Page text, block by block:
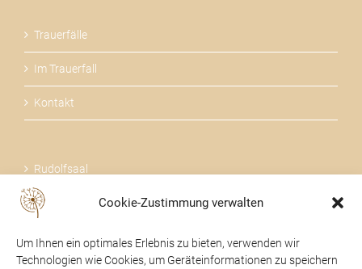
Cookie-Zustimmung verwalten
Um Ihnen ein optimales Erlebnis zu bieten, verwenden wir
Technologien wie Cookies, um Geräteinformationen zu speichern
Trauerfälle
Im Trauerfall
Kontakt
Rudolfsaal
Über uns